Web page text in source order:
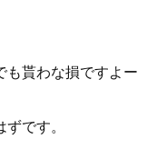
貰わな損ですよー
です。